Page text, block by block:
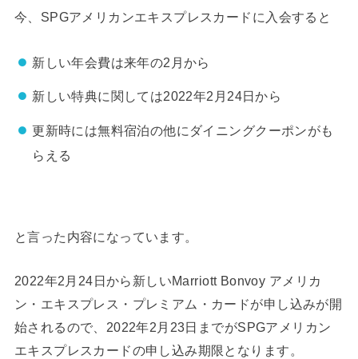
今、SPGアメリカンエキスプレスカードに入会すると
新しい年会費は来年の2月から
新しい特典に関しては2022年2月24日から
更新時には無料宿泊の他にダイニングクーポンがも
らえる
と言った内容になっています。
2022年2月24日から新しいMarriott Bonvoy アメリカ
ン・エキスプレス・プレミアム・カードが申し込みが開
始されるので、2022年2月23日までがSPGアメリカン
エキスプレスカードの申し込み期限となります。